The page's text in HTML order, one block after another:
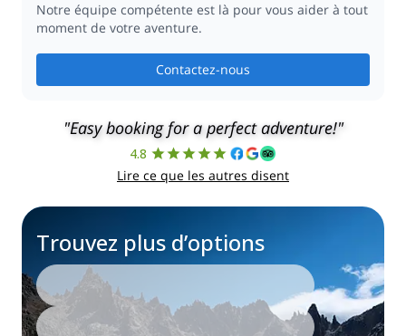
Notre équipe compétente est là pour vous aider à tout
moment de votre aventure.
Contactez-nous
"Easy booking for a perfect adventure!"
4.8
Lire ce que les autres disent
Trouvez plus d’options